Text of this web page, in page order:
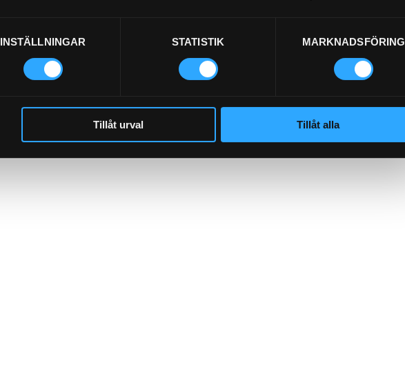
INSTÄLLNINGAR STATISTIK MARKNADSFÖRING
Tillåt urval Tillåt alla